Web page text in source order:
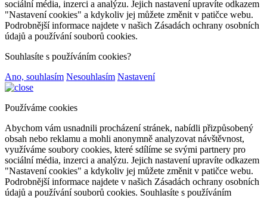
sociální média, inzerci a analýzu. Jejich nastavení upravíte odkazem
"Nastavení cookies" a kdykoliv jej můžete změnit v patičce webu.
Podrobnější informace najdete v našich Zásadách ochrany osobních
údajů a používání souborů cookies.
Souhlasíte s používáním cookies?
Ano, souhlasím Nesouhlasím Nastavení
Používáme cookies
Abychom vám usnadnili procházení stránek, nabídli přizpůsobený
obsah nebo reklamu a mohli anonymně analyzovat návštěvnost,
využíváme soubory cookies, které sdílíme se svými partnery pro
sociální média, inzerci a analýzu. Jejich nastavení upravíte odkazem
"Nastavení cookies" a kdykoliv jej můžete změnit v patičce webu.
Podrobnější informace najdete v našich Zásadách ochrany osobních
údajů a používání souborů cookies. Souhlasíte s používáním